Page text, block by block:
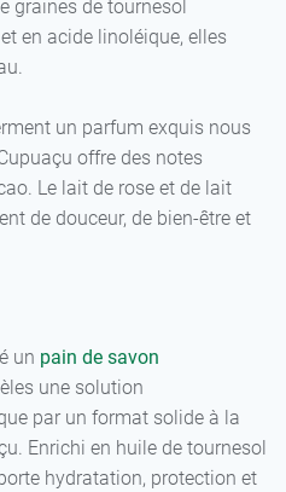
graines de tournesol
en acide linoléique, elles
un parfum exquis nous
offre des notes
Le lait de rose et de lait
de douceur, de bien-être et
un pain de savon
une solution
par un format solide à la
Enrichi en huile de tournesol
hydratation, protection et